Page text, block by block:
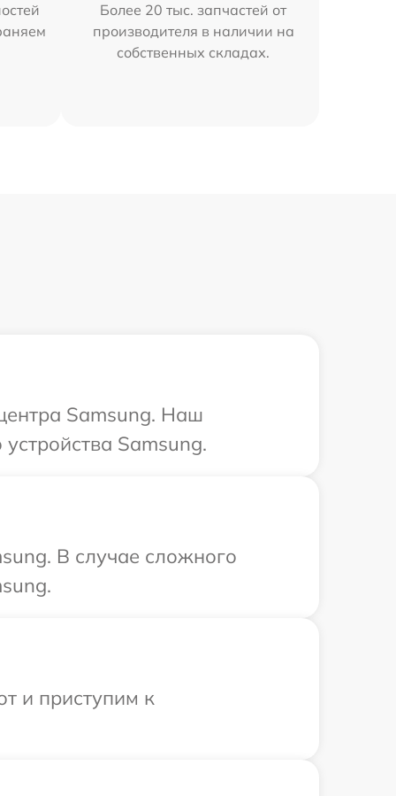
Более 20 тыс. запчастей от
производителя в наличии на
собственных складах.
Samsung. Наш
Samsung.
В случае сложного
и приступим к